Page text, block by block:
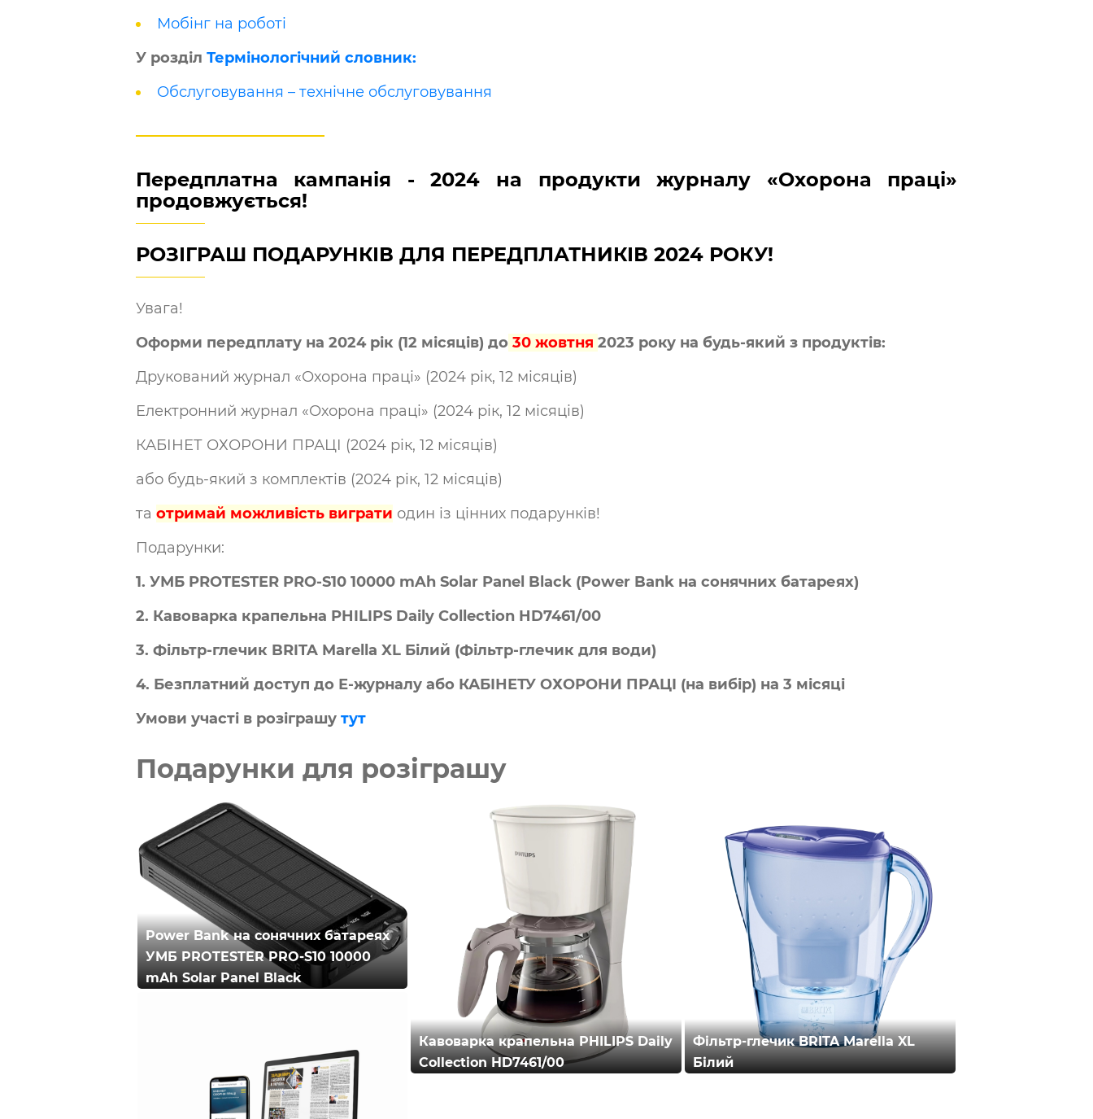
Мобінг на роботі
У розділ Термінологічний словник:
Обслуговування – технічне обслуговування
Передплатна кампанія - 2024 на продукти журналу «Охорона праці»
продовжується!
РОЗІГРАШ ПОДАРУНКІВ ДЛЯ ПЕРЕДПЛАТНИКІВ 2024 РОКУ!
Увага!
Оформи передплату на 2024 рік (12 місяців) до 30 жовтня 2023 року на будь-який з продуктів:
Друкований журнал «Охорона праці» (2024 рік, 12 місяців)
Електронний журнал «Охорона праці» (2024 рік, 12 місяців)
КАБІНЕТ ОХОРОНИ ПРАЦІ (2024 рік, 12 місяців)
або будь-який з комплектів (2024 рік, 12 місяців)
та отримай можливість виграти один із цінних подарунків!
Подарунки:
1. УМБ PROTESTER PRO-S10 10000 mAh Solar Panel Black (Power Bank на сонячних батареях)
2. Кавоварка крапельна PHILIPS Daily Collection HD7461/00
3. Фільтр-глечик BRITA Marella XL Білий (Фільтр-глечик для води)
4. Безплатний доступ до Е-журналу або КАБІНЕТУ ОХОРОНИ ПРАЦІ (на вибір) на 3 місяці
Умови участі в розіграшу тут
Подарунки для розіграшу
Power Bank на сонячних батареях
УМБ PROTESTER PRO-S10 10000
mAh Solar Panel Black
Кавоварка крапельна PHILIPS Daily
Collection HD7461/00
Фільтр-глечик BRITA Marella XL
Білий